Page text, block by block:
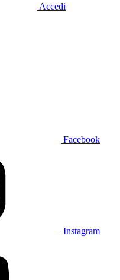
Accedi
Facebook
Instagram